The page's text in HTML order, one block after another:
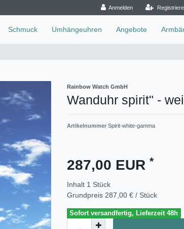
Anmelden
Schmuck Umhängeuhren Angebote
Rainbow Watch GmbH
Wanduhr spirit" -
Artikelnummer Spirit-white-gamma
287,00 EUR *
Inhalt 1 Stück
Grundpreis 287,00 € / Stück
Sofort versandfertig, Lieferzeit 48h